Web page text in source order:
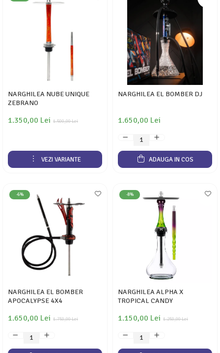
NARGHILEA NUBE UNIQUE
ZEBRANO
1.500,00 Lei
1.350,00 Lei
VEZI VARIANTE
NARGHILEA EL BOMBER DJ
1.650,00 Lei
ADAUGA IN COS
-6%
NARGHILEA EL BOMBER
APOCALYPSE 4X4
1.750,00 Lei
1.650,00 Lei
-8%
NARGHILEA ALPHA X
TROPICAL CANDY
1.250,00 Lei
1.150,00 Lei